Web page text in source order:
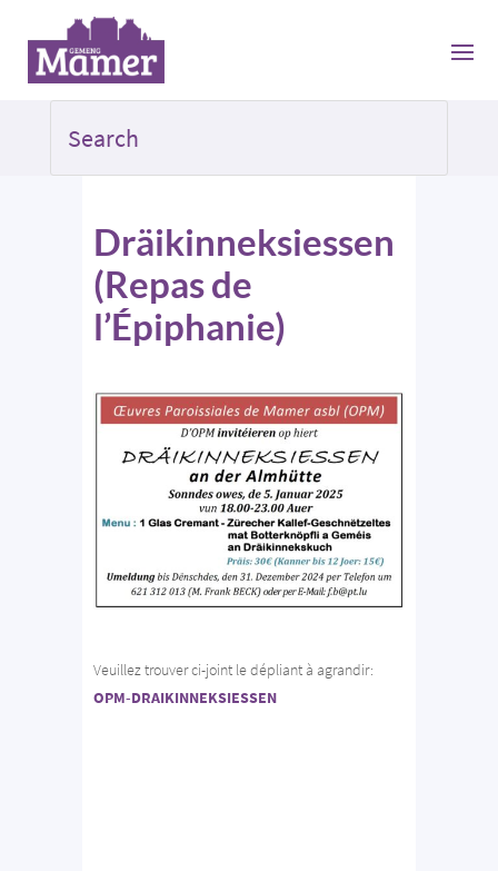
Dräikinneksiessen
(Repas de
l’Épiphanie)
Veuillez trouver ci-joint le dépliant à agrandir:
OPM-DRAIKINNEKSIESSEN